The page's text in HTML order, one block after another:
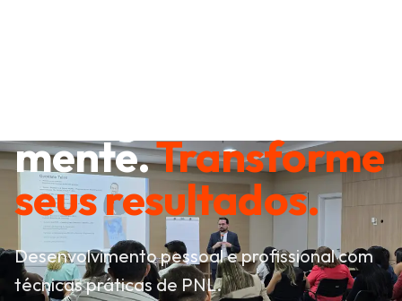
mente.Transforme
seus resultados.
Desenvolvimento pessoal e profissional com
técnicas práticas de PNL.